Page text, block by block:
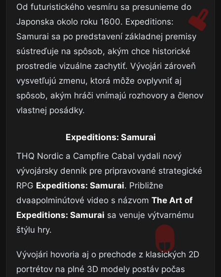
Od futuristického vesmíru sa presunieme do
Japonska okolo roku 1600. Expeditions:
Samurai sa po predstavení základnej premisy
sústreďuje na spôsob, akým chce historické
prostredie vizuálne zachytiť. Vývojári zároveň
vysvetľujú zmenu, ktorá môže ovplyvniť aj
spôsob, akým hráči vnímajú rozhovory a členov
vlastnej posádky.
Expeditions: Samurai
THQ Nordic a Campfire Cabal vydali nový
vývojársky denník pre pripravované strategické
RPG Expeditions: Samurai. Približne
dvaapolminútové video s názvom The Art of
Expeditions: Samurai sa venuje výtvarnému
štýlu hry.
Vývojári hovoria aj o prechode z klasických 2D
portrétov na plné 3D modely postáv počas